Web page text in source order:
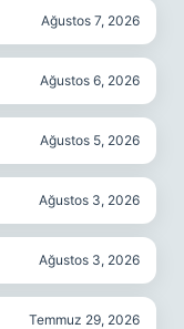
Ağustos 7, 2026
Ağustos 6, 2026
Ağustos 5, 2026
Ağustos 3, 2026
Ağustos 3, 2026
Temmuz 29, 2026